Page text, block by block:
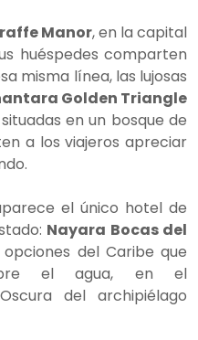
Manor, en la capital
huéspedes comparten
misma línea, las lujosas
Golden Triangle
en un bosque de
a los viajeros apreciar
el único hotel de
Nayara Bocas del
del Caribe que
el agua, en el
del archipiélago